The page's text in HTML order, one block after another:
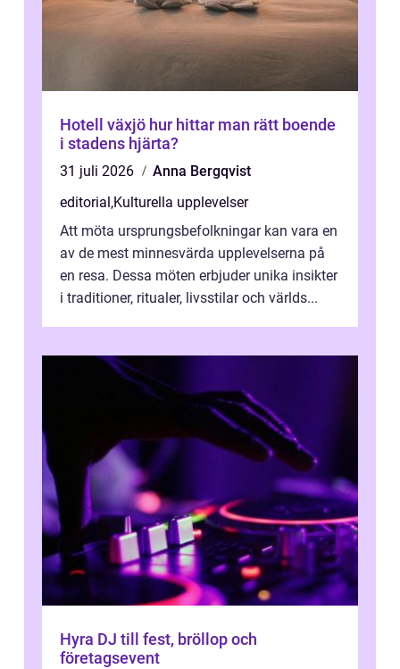
Hotell växjö hur hittar man rätt boende
i stadens hjärta?
31 juli 2026
Anna Bergqvist
editorial ,Kulturella upplevelser
Att möta ursprungsbefolkningar kan vara en
av de mest minnesvärda upplevelserna på
en resa. Dessa möten erbjuder unika insikter
i traditioner, ritualer, livsstilar och världs...
Hyra DJ till fest, bröllop och
företagsevent